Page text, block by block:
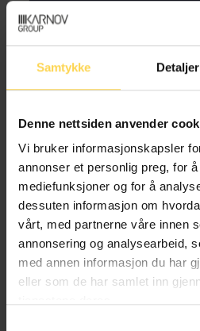
Samtykke Detaljer
Denne nettsiden anvender
Vi bruker informasjonskapsler
annonser et personlig preg, for
mediefunksjoner og for å
dessuten informasjon om
vårt, med partnerne våre innen
annonsering og analysearbeid,
med annen informasjon du har
eller som de har samlet inn
Møt
Eirik Wold
Partner,
Oskar